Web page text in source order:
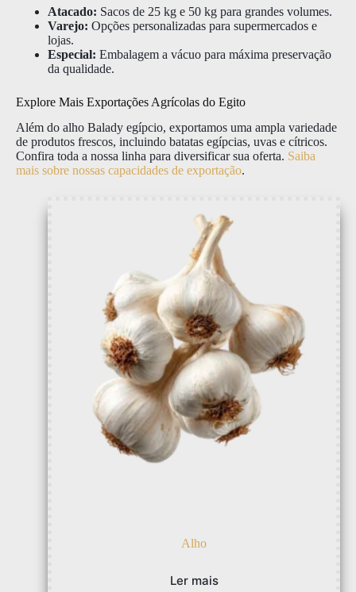
Atacado: Sacos de 25 kg e 50 kg para grandes volumes.
Varejo: Opções personalizadas para supermercados e
lojas.
Especial: Embalagem a vácuo para máxima preservação
da qualidade.
Explore Mais Exportações Agrícolas do Egito
Além do alho Balady egípcio, exportamos uma ampla variedade
de produtos frescos, incluindo batatas egípcias, uvas e cítricos.
Confira toda a nossa linha para diversificar sua oferta. Saiba
mais sobre nossas capacidades de exportação.
Alho
Ler mais